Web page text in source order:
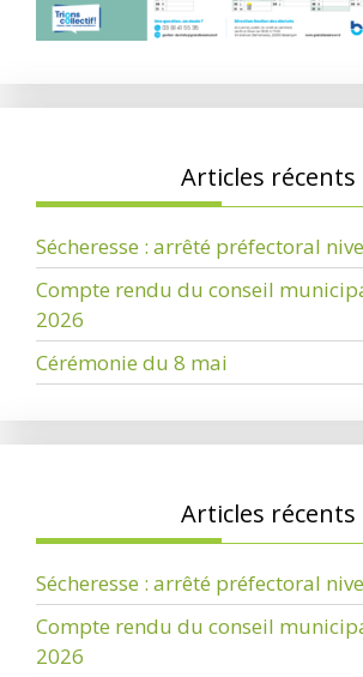
Articles récents
Sécheresse : arrêté préfectoral
Compte rendu du conseil
2026
Cérémonie du 8 mai
Articles récents
Sécheresse : arrêté préfectoral
Compte rendu du conseil
2026